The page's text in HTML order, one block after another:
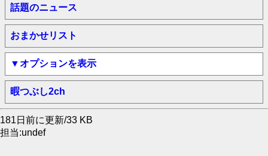
話題のニュース
おまかせリスト
▼オプションを表示
暇つぶし2ch
181日前に更新/33 KB
担当:undef